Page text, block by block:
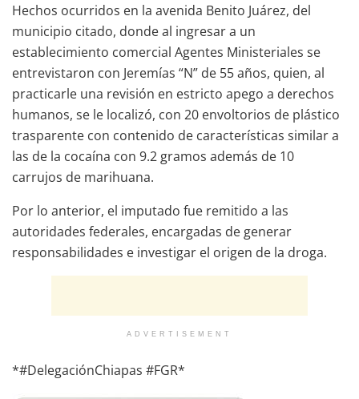
Hechos ocurridos en la avenida Benito Juárez, del
municipio citado, donde al ingresar a un
establecimiento comercial Agentes Ministeriales se
entrevistaron con Jeremías “N” de 55 años, quien, al
practicarle una revisión en estricto apego a derechos
humanos, se le localizó, con 20 envoltorios de plástico
trasparente con contenido de características similar a
las de la cocaína con 9.2 gramos además de 10
carrujos de marihuana.
Por lo anterior, el imputado fue remitido a las
autoridades federales, encargadas de generar
responsabilidades e investigar el origen de la droga.
ADVERTISEMENT
*#DelegaciónChiapas #FGR*